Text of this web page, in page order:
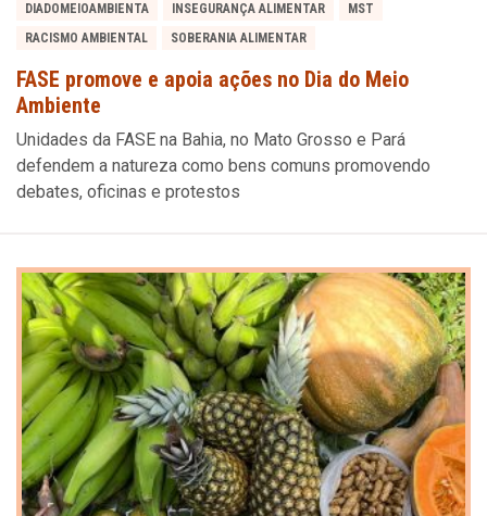
DIADOMEIOAMBIENTA
INSEGURANÇA ALIMENTAR
MST
RACISMO AMBIENTAL
SOBERANIA ALIMENTAR
FASE promove e apoia ações no Dia do Meio
Ambiente
Unidades da FASE na Bahia, no Mato Grosso e Pará
defendem a natureza como bens comuns promovendo
debates, oficinas e protestos